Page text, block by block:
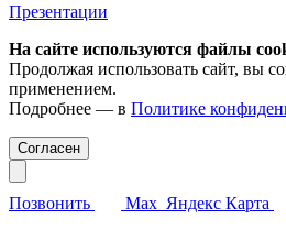
Презентации
На сайте используются файлы
Продолжая использовать сайт, вы
применением.
Подробнее — в Политике
Согласен
Позвонить Max Яндекс Карта